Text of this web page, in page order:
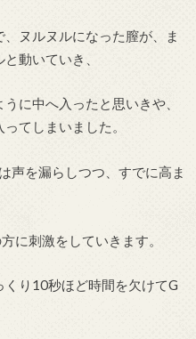
ヌルヌルになった膣が、ま
動いていき、
に中へ入ったと思いきや、
てしまいました。
声を漏らしつつ、すでに高ま
に刺激をしていきます。
り10秒ほど時間を欠けてG